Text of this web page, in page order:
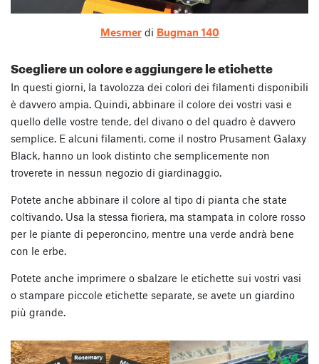
Mesmerdi Bugman_140
Scegliere un colore e aggiungere le etichette
In questi giorni, la tavolozza dei colori dei filamenti disponibili
è davvero ampia. Quindi, abbinare il colore dei vostri vasi e
quello delle vostre tende, del divano o del quadro è davvero
semplice. E alcuni filamenti, come il nostro Prusament Galaxy
Black, hanno un look distinto che semplicemente non
troverete in nessun negozio di giardinaggio.
Potete anche abbinare il colore al tipo di pianta che state
coltivando. Usa la stessa fioriera, ma stampata in colore rosso
per le piante di peperoncino, mentre una verde andrà bene
con le erbe.
Potete anche imprimere o sbalzare le etichette sui vostri vasi
o stampare piccole etichette separate, se avete un giardino
più grande.